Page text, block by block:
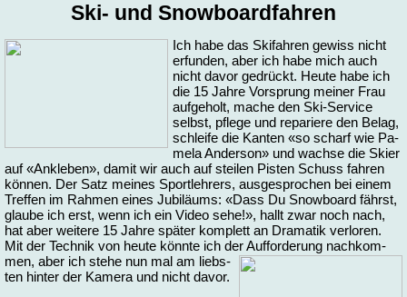
Ski- und Snow­board­fah­ren
Ich ha­be das Ski­fah­ren ge­wiss nicht
er­fun­den, aber ich ha­be mich auch
nicht da­vor ge­drückt. Heu­te ha­be ich
die 15 Jah­re Vor­sprung mei­ner Frau
auf­ge­holt, ma­che den Ski-Ser­vice
selbst, pfle­ge und re­pa­rie­re den Be­lag,
schlei­fe die Kan­ten «so scharf wie Pa­
me­la An­der­son» und wach­se die Skier
auf «Ankle­ben», da­mit wir auch auf stei­len Pis­ten Schuss fah­ren
kön­nen. Der Satz mei­nes Sport­leh­rers, aus­ge­spro­chen bei ei­nem
Tref­fen im Rah­men ei­nes Ju­bi­lä­ums: «Dass Du Snow­board fährst,
glau­be ich erst, wenn ich ein Vi­deo se­he!», hallt zwar noch nach,
hat aber wei­te­re 15 Jah­re spä­ter kom­plett an Dra­ma­tik ver­lo­ren.
Mit der Tech­nik von heu­te könn­te ich der Auf­for­de­rung nach­kom­
men, aber ich ste­he nun mal am liebs­
ten hin­ter der Ka­me­ra und nicht da­vor.